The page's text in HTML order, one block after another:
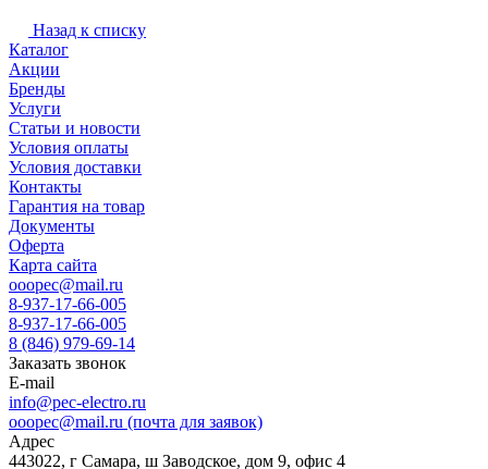
Назад к списку
Каталог
Акции
Бренды
Услуги
Статьи и новости
Условия оплаты
Условия доставки
Контакты
Гарантия на товар
Документы
Оферта
Карта сайта
ooopec@mail.ru
8-937-17-66-005
8-937-17-66-005
8 (846) 979-69-14
Заказать звонок
E-mail
info@pec-electro.ru
ooopec@mail.ru (почта для заявок)
Адрес
443022, г Самара, ш Заводское, дом 9, офис 4